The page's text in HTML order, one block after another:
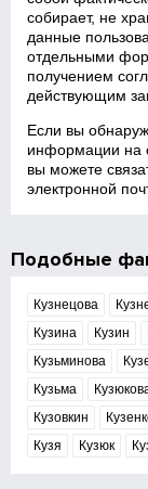
собирает, не
данные
отдельными
получением
действующим
Если вы
информации на
вы можете
электронной
Подобные
Кузнецова
Кузина
Кузин
Кузьминова
Кузьма
Кузовкин
Кузя
Кузюк